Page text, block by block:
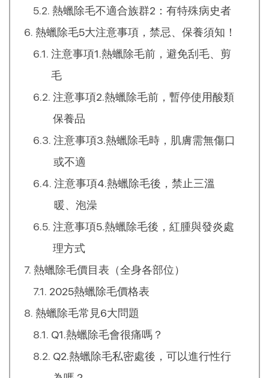
熱蠟除毛不適合族群2：有特殊病史者
熱蠟除毛5大注意事項，禁忌、保養須知！
注意事項1.熱蠟除毛前，避免刮毛、剪
毛
注意事項2.熱蠟除毛前，暫停使用酸類
保養品
注意事項3.熱蠟除毛時，肌膚需無傷口
或不適
注意事項4.熱蠟除毛後，禁止三溫
暖、泡澡
注意事項5.熱蠟除毛後，紅腫與發炎處
理方式
熱蠟除毛價目表（全身各部位）
2025熱蠟除毛價格表
熱蠟除毛常見6大問題
Q1.熱蠟除毛會很痛嗎？
Q2.熱蠟除毛私密處後，可以進行性行